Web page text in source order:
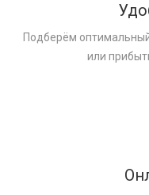
Подберём
или